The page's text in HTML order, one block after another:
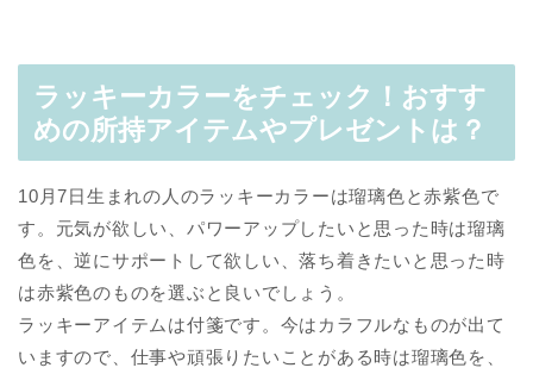
ラッキーカラーをチェック！おすす
めの所持アイテムやプレゼントは？
10月7日生まれの人のラッキーカラーは瑠璃色と赤紫色で
す。元気が欲しい、パワーアップしたいと思った時は瑠璃
色を、逆にサポートして欲しい、落ち着きたいと思った時
は赤紫色のものを選ぶと良いでしょう。
ラッキーアイテムは付箋です。今はカラフルなものが出て
いますので、仕事や頑張りたいことがある時は瑠璃色を、